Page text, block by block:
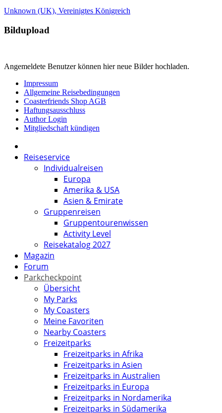
Unknown (UK), Vereinigtes Königreich
Bildupload
Angemeldete Benutzer können hier neue Bilder hochladen.
Impressum
Allgemeine Reisebedingungen
Coasterfriends Shop AGB
Haftungsausschluss
Author Login
Mitgliedschaft kündigen
Reiseservice
Individualreisen
Europa
Amerika & USA
Asien & Emirate
Gruppenreisen
Gruppentourenwissen
Activity Level
Reisekatalog 2027
Magazin
Forum
Parkcheckpoint
Übersicht
My Parks
My Coasters
Meine Favoriten
Nearby Coasters
Freizeitparks
Freizeitparks in Afrika
Freizeitparks in Asien
Freizeitparks in Australien
Freizeitparks in Europa
Freizeitparks in Nordamerika
Freizeitparks in Südamerika